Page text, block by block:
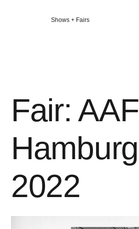
Veröffentlicht
Shows + Fairs
Fair: AAF
Hamburg
2022